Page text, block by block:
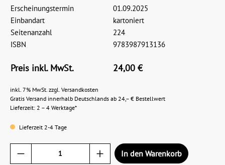
Erscheinungstermin
01.09.2025
Einbandart
kartoniert
Seitenanzahl
224
ISBN
9783987913136
Preis inkl. MwSt. 24,00 €
inkl. 7% MwSt. zzgl. Versandkosten
Gratis Versand innerhalb Deutschlands ab 24,– € Bestellwert
Lieferzeit: 2 – 4 Werktage*
Lieferzeit 2-4 Tage
In den Warenkorb